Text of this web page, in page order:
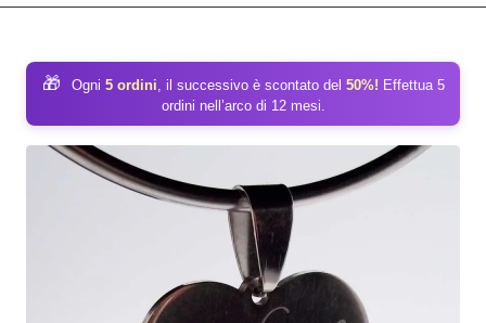
🎁 Ogni 5 ordini, il successivo è scontato del 50%! Effettua 5
ordini nell’arco di 12 mesi.